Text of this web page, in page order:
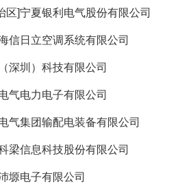
区]宁夏银利电气股份有限公司
信日立空调系统有限公司
深圳）科技有限公司
气电力电子有限公司
气集团输配电装备有限公司
梁信息科技股份有限公司
塬电子有限公司